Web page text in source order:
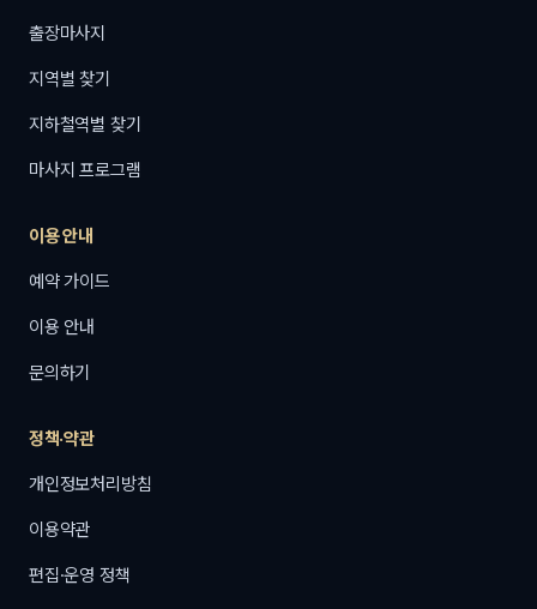
출장마사지
지역별 찾기
지하철역별 찾기
마사지 프로그램
이용 안내
예약 가이드
이용 안내
문의하기
정책·약관
개인정보처리방침
이용약관
편집·운영 정책